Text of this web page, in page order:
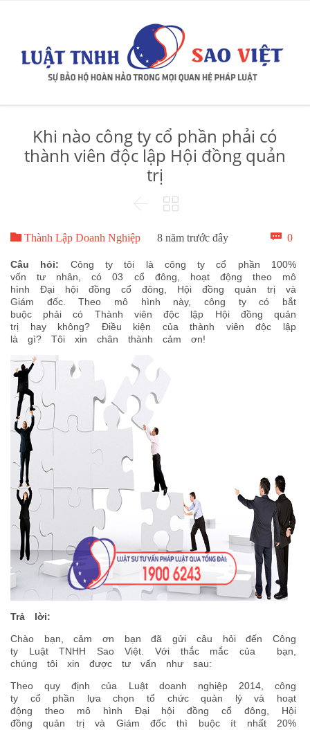
Khi nào công ty cổ phần phải có
thành viên độc lập Hội đồng quản
trị
 
 Thành Lập Doanh Nghiệp 8 năm trước đây  0
Câu hỏi: Công ty tôi là công ty cổ phần 100%
vốn tư nhân, có 03 cổ đông, hoạt động theo mô
hình Đại hội đồng cổ đông, Hội đồng quản trị và
Giám đốc. Theo mô hình này, công ty có bắt
buộc phải có Thành viên độc lập Hội đồng quản
trị hay không? Điều kiện của thành viên độc lập
là gì? Tôi xin chân thành cảm ơn!
Trả lời:
Chào bạn, cảm ơn bạn đã gửi câu hỏi đến Công
ty Luật TNHH Sao Việt. Với thắc mắc của bạn,
chúng tôi xin được tư vấn như sau:
Theo quy định của Luật doanh nghiệp 2014, công
ty cổ phần lựa chọn tổ chức quản lý và hoạt
động theo mô hình Đại hội đồng cổ đông, Hội
đồng quản trị và Giám đốc thì buộc ít nhất 20%